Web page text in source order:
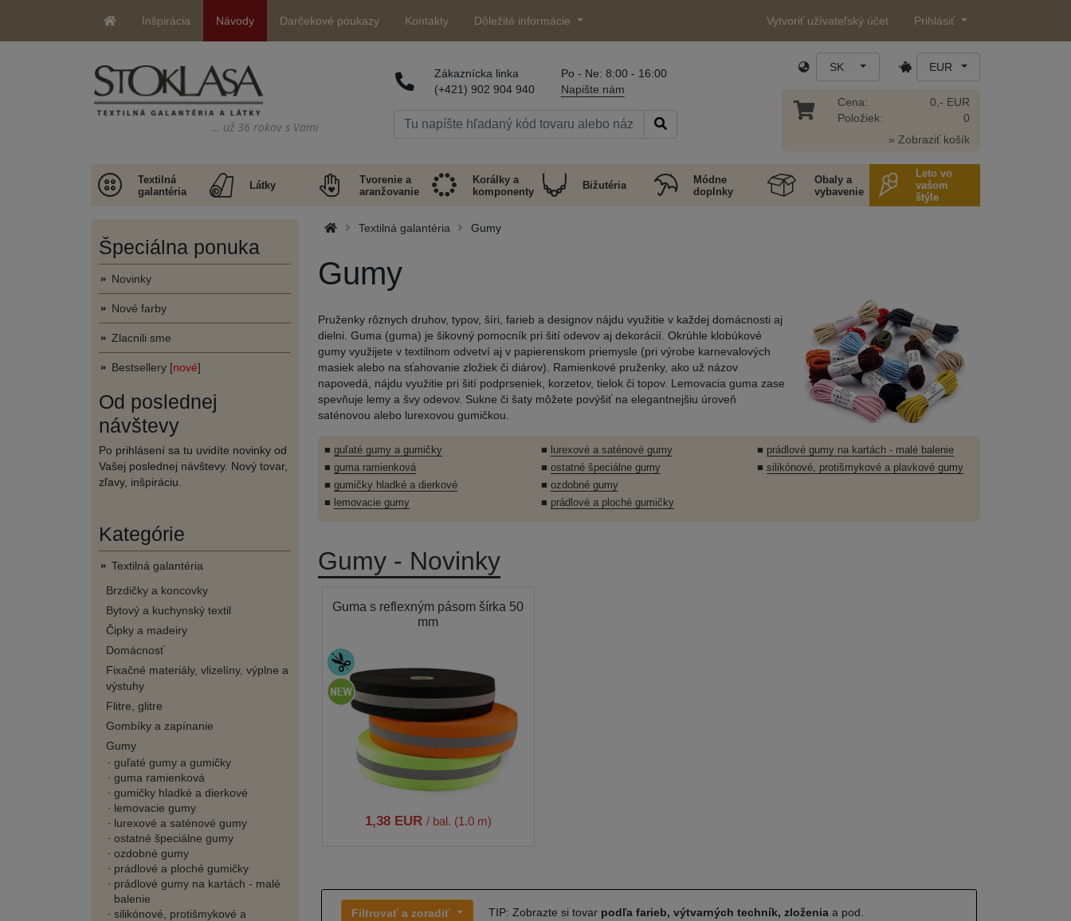
Inšpirácia Návody Darčekové poukazy Kontakty Dôležité informácie Vytvoriť užívateľský účet Prihlásiť
… už 36 rokov s Vami
Zákaznícka linka
(+421) 902 904 940
Po - Ne: 8:00 - 16:00
Napište nám
SK EUR
Cena:
Položiek:
0,- EUR
0
» Zobraziť košík
Textilná
galantéria
Látky
Tvorenie a
aranžovanie
Korálky a
komponenty
Bižutéria
Módne
doplnky
Obaly a
vybavenie
Leto vo
vašom
štýle
Špeciálna ponuka
Novinky
Nové farby
Zlacnili sme
Bestsellery [nové]
Od poslednej
návštevy
Po prihlásení sa tu uvidíte novinky od
Vašej poslednej návštevy. Nový tovar,
zľavy, inšpiráciu.
Kategórie
Textilná galantéria
Brzdičky a koncovky
Bytový a kuchynský textil
Čipky a madeiry
Domácnosť
Fixačné materiály, vlizelíny, výplne a
výstuhy
Flitre, glitre
Gombíky a zapínanie
Gumy
guľaté gumy a gumičky
guma ramienková
gumičky hladké a dierkové
lemovacie gumy
lurexové a saténové gumy
ostatné špeciálne gumy
ozdobné gumy
prádlové a ploché gumičky
prádlové gumy na kartách - malé
balenie
silikónové, protišmykové a
Textilná galantéria Gumy
Gumy
Pruženky rôznych druhov, typov, šíri, farieb a designov nájdu využitie v každej domácnosti aj
dielni. Guma (guma) je šikovný pomocník pri šití odevov aj dekorácií. Okrúhle klobúkové
gumy využijete v textilnom odvetví aj v papierenskom priemysle (pri výrobe karnevalových
masiek alebo na sťahovanie zložiek či diárov). Ramienkové pruženky, ako už názov
napovedá, nájdu využitie pri šití podprseniek, korzetov, tielok či topov. Lemovacia guma zase
spevňuje lemy a švy odevov. Sukne či šaty môžete povýšiť na elegantnejšiu úroveň
saténovou alebo lurexovou gumičkou.
■ guľaté gumy a gumičky
■ guma ramienková
■ gumičky hladké a dierkové
■ lemovacie gumy
■
lurexové a saténové gumy
■ ostatné špeciálne gumy
■ ozdobné gumy
■ prádlové a ploché gumičky
■ prádlové gumy na kartách - malé balenie
■silikónové, protišmykové a plavkové gumy
Gumy - Novinky
Guma s reflexným pásom šírka 50
mm
1,38 EUR / bal. (1.0 m)
Filtrovať a zoradiť TIP: Zobrazte si tovar podľa farieb, výtvarných techník, zloženiaa pod.